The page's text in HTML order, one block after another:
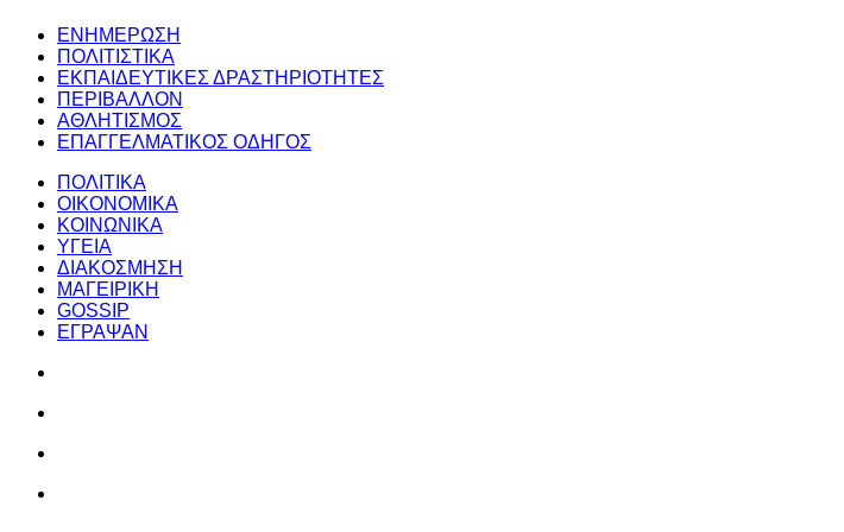
ΕΝΗΜΕΡΩΣΗ
ΠΟΛΙΤΙΣΤΙΚΑ
ΕΚΠΑΙΔΕΥΤΙΚΕΣ ΔΡΑΣΤΗΡΙΟΤΗΤΕΣ
ΠΕΡΙΒΑΛΛΟΝ
ΑΘΛΗΤΙΣΜΟΣ
ΕΠΑΓΓΕΛΜΑΤΙΚΟΣ ΟΔΗΓΟΣ
ΠΟΛΙΤΙΚΑ
ΟΙΚΟΝΟΜΙΚΑ
ΚΟΙΝΩΝΙΚΑ
ΥΓΕΙΑ
ΔΙΑΚΟΣΜΗΣΗ
ΜΑΓΕΙΡΙΚΗ
GOSSIP
ΕΓΡΑΨΑΝ